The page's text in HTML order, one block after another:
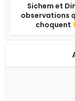
Sichem et
observations
choquent